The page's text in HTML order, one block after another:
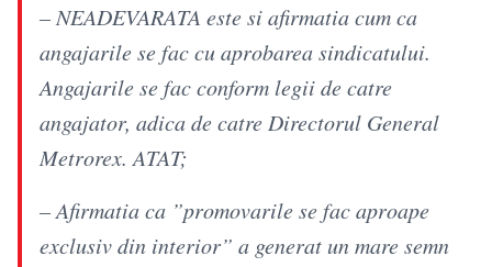
– NEADEVARATA este si afirmatia cum ca
angajarile se fac cu aprobarea sindicatului.
Angajarile se fac conform legii de catre
angajator, adica de catre Directorul General
Metrorex. ATAT;
– Afirmatia ca ”promovarile se fac aproape
exclusiv din interior” a generat un mare semn